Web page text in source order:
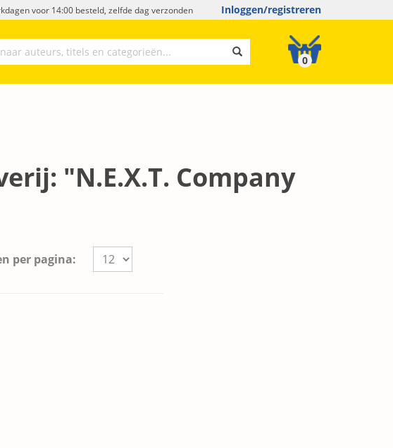
voor 14:00 besteld, zelfde dag verzonden Inloggen/registreren
0
"N.E.X.T. Company
per pagina: